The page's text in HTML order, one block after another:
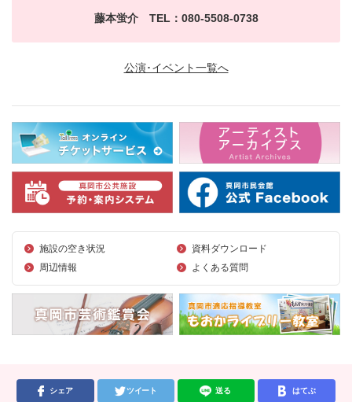
藤本蛍介 TEL：080-5508-0738
公演･イベント一覧へ
施設の空き状況
資料ダウンロード
周辺情報
よくある質問
シェア ツイート 送る はてぶ